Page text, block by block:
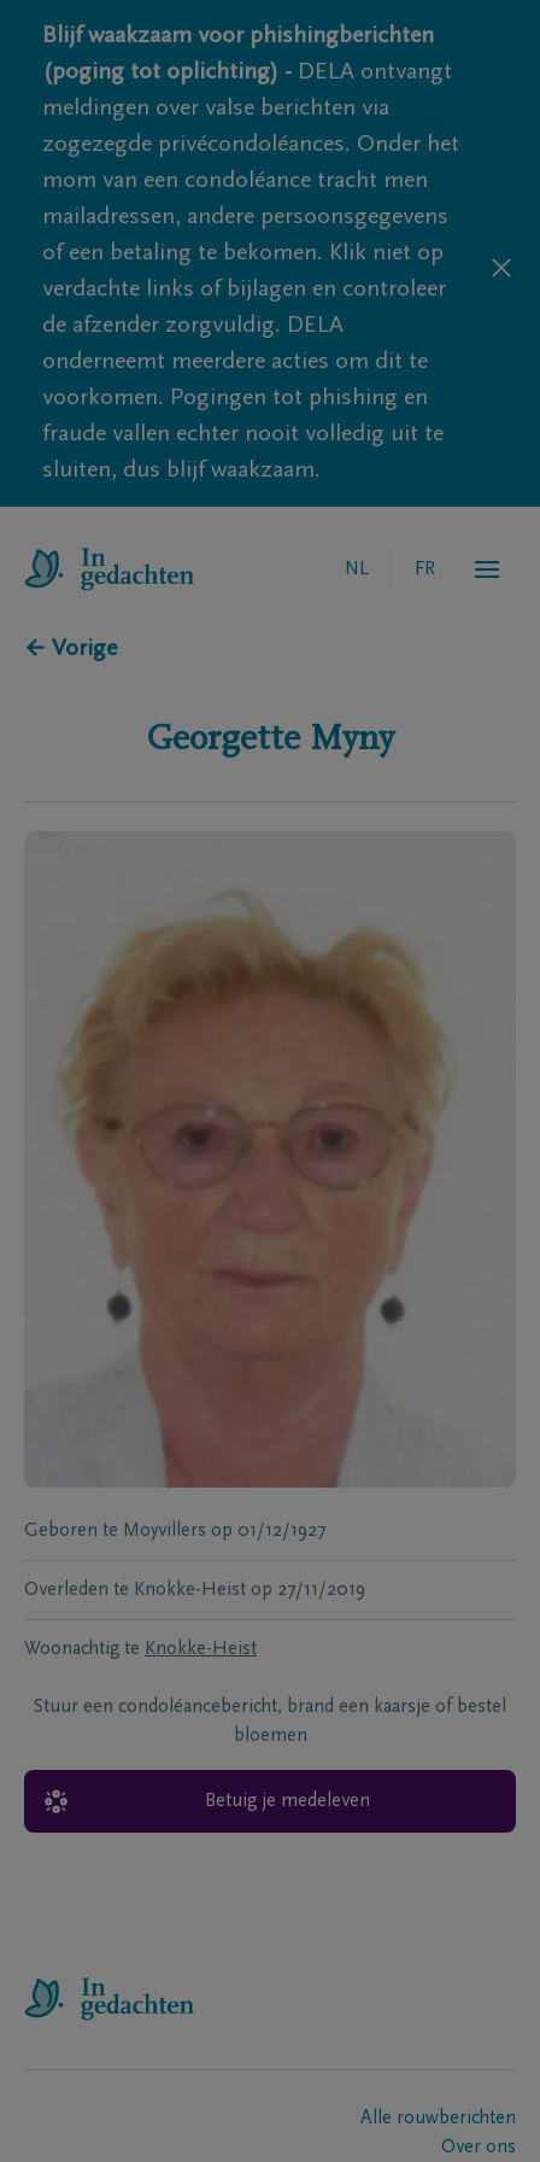
Blijf waakzaam voor phishingberichten
(poging tot oplichting) - DELA ontvangt
meldingen over valse berichten via
zogezegde privécondoléances. Onder het
mom van een condoléance tracht men
mailadressen, andere persoonsgegevens
of een betaling te bekomen. Klik niet op
verdachte links of bijlagen en controleer
de afzender zorgvuldig. DELA
onderneemt meerdere acties om dit te
voorkomen. Pogingen tot phishing en
fraude vallen echter nooit volledig uit te
sluiten, dus blijf waakzaam.
NL FR
← Vorige
Georgette Myny
Geboren te Moyvillers op 01/12/1927
Overleden te Knokke-Heist op 27/11/2019
Woonachtig te Knokke-Heist
Stuur een condoléancebericht, brand een kaarsje of bestel
bloemen
Betuig je medeleven
Alle rouwberichten
Over ons